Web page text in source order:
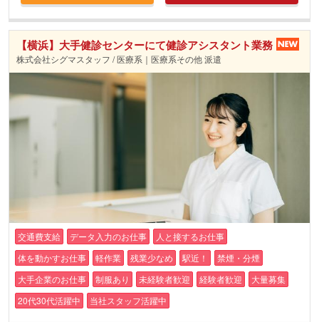
【横浜】大手健診センターにて健診アシスタント業務
株式会社シグマスタッフ / 医療系｜医療系その他 派遣
交通費支給 データ入力のお仕事
人と接するお仕事
体を動かすお仕事
軽作業 残業少なめ 駅近！
禁煙・分煙
大手企業のお仕事
制服あり 未経験者歓迎 経験者歓迎
大量募集
20代30代活躍中
当社スタッフ活躍中